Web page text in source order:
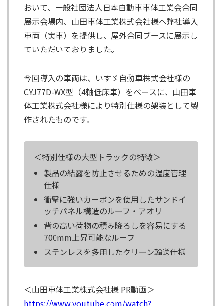
おいて、一般社団法人日本自動車車体工業会合同
展示会場内、山田車体工業株式会社様へ弊社導入
車両（実車）を提供し、屋外合同ブースに展示し
ていただいておりました。
今回導入の車両は、いすゞ自動車株式会社様の
CYJ77D-WX型（4軸低床車）をベースに、山田車
体工業株式会社様により特別仕様の架装として製
作されたものです。
＜特別仕様の大型トラックの特徴＞
製品の結露を防止させるための温度管理
仕様
衝撃に強いカーボンを使用したサンドイ
ッチパネル構造のルーフ・アオリ
背の高い荷物の積み降ろしを容易にする
700mm上昇可能なルーフ
ステンレスを多用したクリーン輸送仕様
＜山田車体工業株式会社様 PR動画＞
https://www.youtube.com/watch?